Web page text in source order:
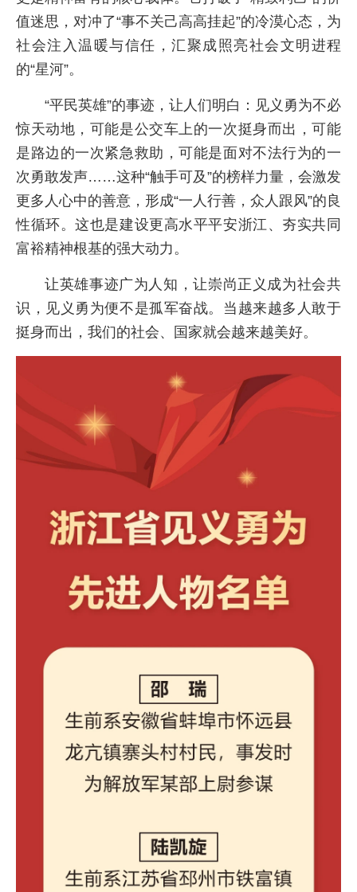
值迷思，对冲了“事不关己高高挂起”的冷漠心态，为
社会注入温暖与信任，汇聚成照亮社会文明进程
的“星河”。
“平民英雄”的事迹，让人们明白：见义勇为不必
惊天动地，可能是公交车上的一次挺身而出，可能
是路边的一次紧急救助，可能是面对不法行为的一
次勇敢发声……这种“触手可及”的榜样力量，会激发
更多人心中的善意，形成“一人行善，众人跟风”的良
性循环。这也是建设更高水平平安浙江、夯实共同
富裕精神根基的强大动力。
让英雄事迹广为人知，让崇尚正义成为社会共
识，见义勇为便不是孤军奋战。当越来越多人敢于
挺身而出，我们的社会、国家就会越来越美好。